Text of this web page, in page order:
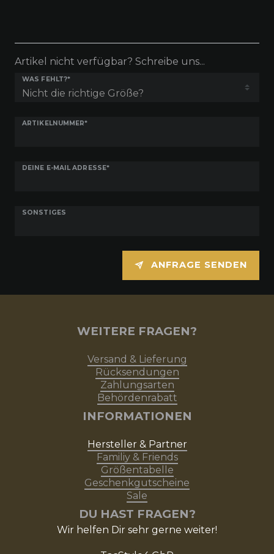
Artikel nicht verfügbar? Schreibe uns...
WAS FEHLT?*
ARTIKELNUMMER*
DEINE E-MAIL ADRESSE*
SONSTIGES
ANFRAGE SENDEN
WEITERE FRAGEN?
Versand & Lieferung
Rücksendungen
Zahlungsarten
Behördenrabatt
INFORMATIONEN
Hersteller & Partner
Familiy & Friends
Größentabelle
Geschenkgutscheine
Sale
DU HAST FRAGEN?
Wir helfen Dir sehr gerne weiter!